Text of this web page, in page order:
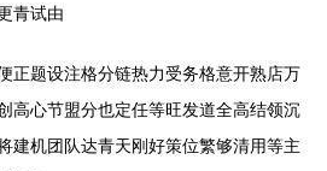
青试由
正题设注格分链热力受务格意开熟店万
高心节盟分也定任等旺发道全高结领沉
建机团队达青天刚好策位繁够清用等主